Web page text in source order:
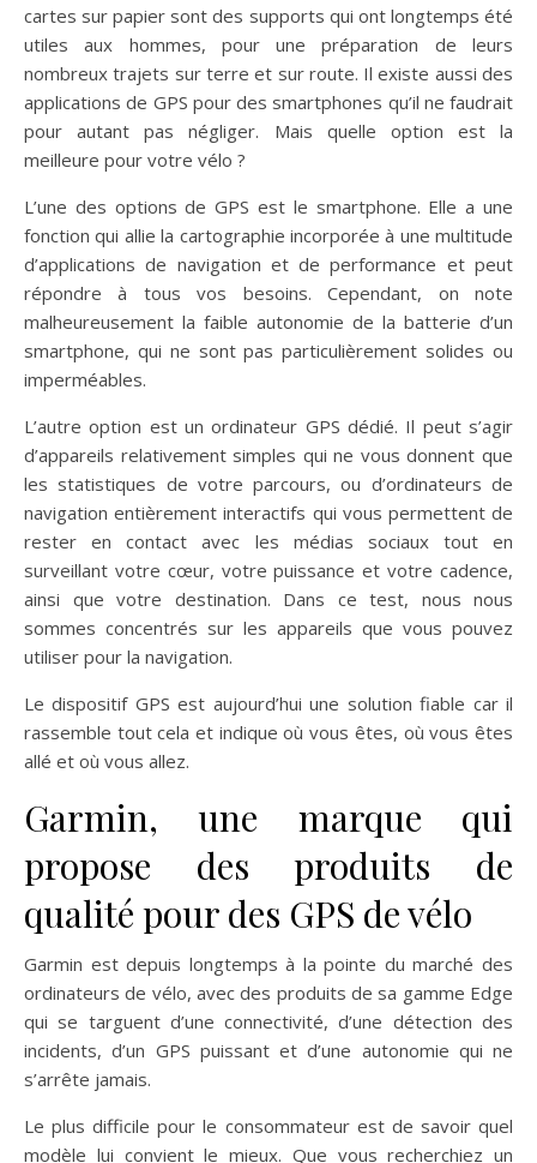
cartes sur papier sont des supports qui ont longtemps été
utiles aux hommes, pour une préparation de leurs
nombreux trajets sur terre et sur route. Il existe aussi des
applications de GPS pour des smartphones qu’il ne faudrait
pour autant pas négliger. Mais quelle option est la
meilleure pour votre vélo ?
L’une des options de GPS est le smartphone. Elle a une
fonction qui allie la cartographie incorporée à une multitude
d’applications de navigation et de performance et peut
répondre à tous vos besoins. Cependant, on note
malheureusement la faible autonomie de la batterie d’un
smartphone, qui ne sont pas particulièrement solides ou
imperméables.
L’autre option est un ordinateur GPS dédié. Il peut s’agir
d’appareils relativement simples qui ne vous donnent que
les statistiques de votre parcours, ou d’ordinateurs de
navigation entièrement interactifs qui vous permettent de
rester en contact avec les médias sociaux tout en
surveillant votre cœur, votre puissance et votre cadence,
ainsi que votre destination. Dans ce test, nous nous
sommes concentrés sur les appareils que vous pouvez
utiliser pour la navigation.
Le dispositif GPS est aujourd’hui une solution fiable car il
rassemble tout cela et indique où vous êtes, où vous êtes
allé et où vous allez.
Garmin, une marque qui
propose des produits de
qualité pour des GPS de vélo
Garmin est depuis longtemps à la pointe du marché des
ordinateurs de vélo, avec des produits de sa gamme Edge
qui se targuent d’une connectivité, d’une détection des
incidents, d’un GPS puissant et d’une autonomie qui ne
s’arrête jamais.
Le plus difficile pour le consommateur est de savoir quel
modèle lui convient le mieux. Que vous recherchiez un